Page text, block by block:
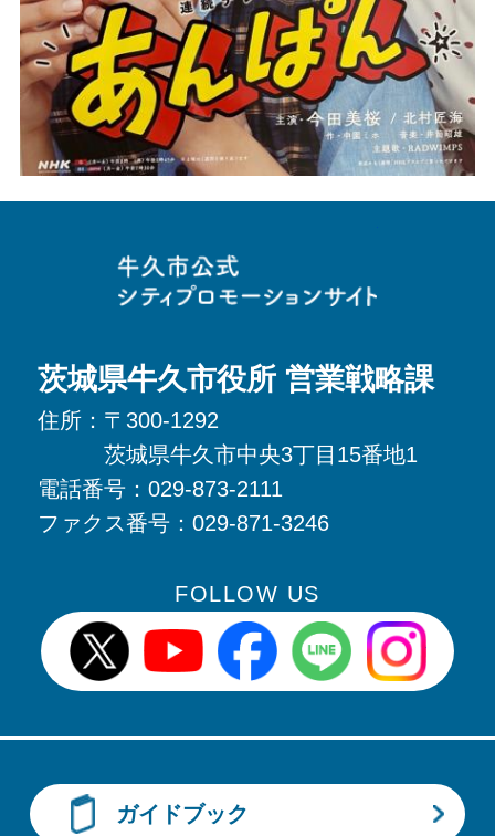
茨城県牛久市役所 営業戦略課
住所： 〒300-1292
茨城県牛久市中央3丁目15番地1
電話番号： 029-873-2111
ファクス番号： 029-871-3246
FOLLOW US
牛久市X(旧twitter)
牛久市Youtube牛久市Facebook
牛久市LINE
牛久
ガイドブック